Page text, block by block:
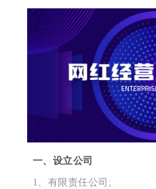
一、设立公司
1、有限责任公司;